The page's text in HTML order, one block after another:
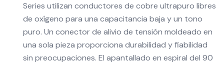
Series utilizan conductores de cobre ultrapuro libres
de oxígeno para una capacitancia baja y un tono
puro. Un conector de alivio de tensión moldeado en
una sola pieza proporciona durabilidad y fiabilidad
sin preocupaciones. El apantallado en espiral del 90